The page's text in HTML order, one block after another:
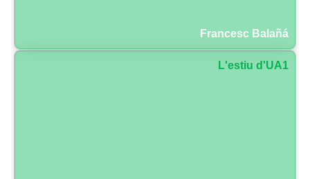
Francesc Balañá
L'estiu d'UA1